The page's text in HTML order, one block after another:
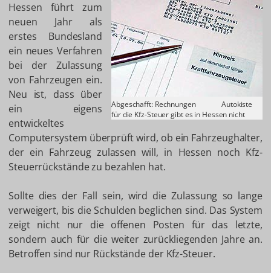
Abgeschafft: Rechnungen
Autokiste
für die Kfz-Steuer gibt es in Hessen nicht
Hessen führt zum
neuen Jahr als
erstes Bundesland
ein neues Verfahren
bei der Zulassung
von Fahrzeugen ein.
Neu ist, dass über
ein eigens
entwickeltes
Computersystem überprüft wird, ob ein Fahrzeughalter,
der ein Fahrzeug zulassen will, in Hessen noch Kfz-
Steuerrückstände zu bezahlen hat.
Sollte dies der Fall sein, wird die Zulassung so lange
verweigert, bis die Schulden beglichen sind. Das System
zeigt nicht nur die offenen Posten für das letzte,
sondern auch für die weiter zurückliegenden Jahre an.
Betroffen sind nur Rückstände der Kfz-Steuer.